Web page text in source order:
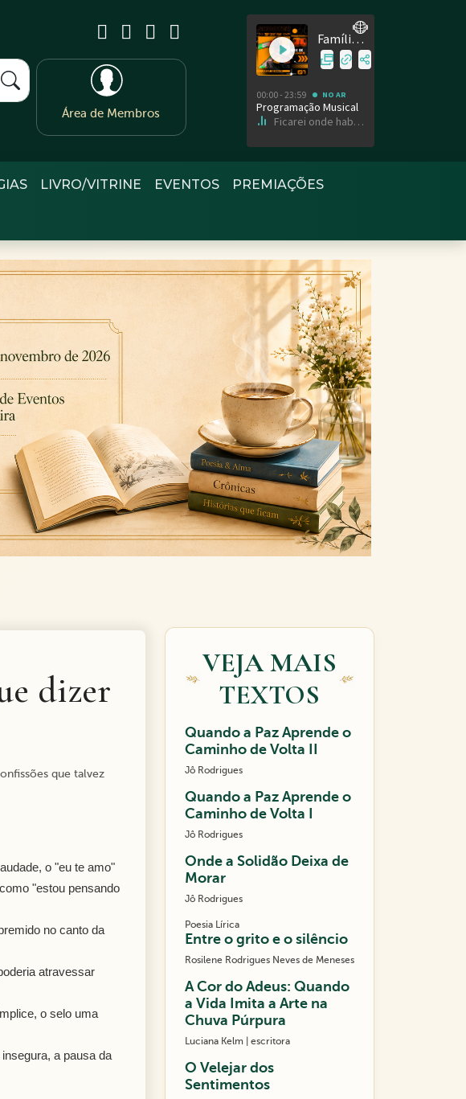
Área de Membros
LIVRO/VITRINE EVENTOS PREMIAÇÕES
Next
dizer
que talvez
o "eu te amo"
"estou pensando
no canto da
atravessar
o selo uma
a pausa da
VEJA MAIS
TEXTOS
Quando a Paz Aprende o
Caminho de Volta II
Jô Rodrigues
Quando a Paz Aprende o
Caminho de Volta I
Jô Rodrigues
Onde a Solidão Deixa de
Morar
Jô Rodrigues
Poesia Lírica
Entre o grito e o silêncio
Rosilene Rodrigues Neves de Meneses
A Cor do Adeus: Quando
a Vida Imita a Arte na
Chuva Púrpura
Luciana Kelm | escritora
O Velejar dos
Sentimentos